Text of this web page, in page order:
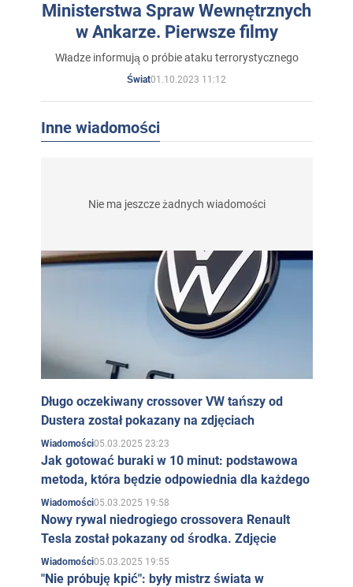
Ministerstwa Spraw Wewnętrznych
w Ankarze. Pierwsze filmy
Władze informują o próbie ataku terrorystycznego
Świat01.10.2023 11:12
Inne wiadomości
Nie ma jeszcze żadnych wiadomości
Długo oczekiwany crossover VW tańszy od
Dustera został pokazany na zdjęciach
Wiadomości05.03.2025 23:23
Jak gotować buraki w 10 minut: podstawowa
metoda, która będzie odpowiednia dla każdego
Wiadomości05.03.2025 19:58
Nowy rywal niedrogiego crossovera Renault
Tesla został pokazany od środka. Zdjęcie
Wiadomości05.03.2025 19:55
"Nie próbuję kpić": były mistrz świata w